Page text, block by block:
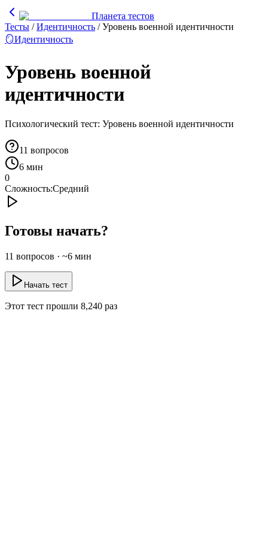
Планета тестов
Тесты /Идентичность /Уровень военной идентичности
🪞Идентичность
Уровень военной
идентичности
Психологический тест: Уровень военной идентичности
11 вопросов
6 мин
0
Сложность:Средний
Готовы начать?
11 вопросов · ~6 мин
Начать тест
Этот тест прошли 8,240 раз